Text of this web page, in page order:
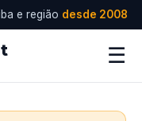
e região desde 2008
☰